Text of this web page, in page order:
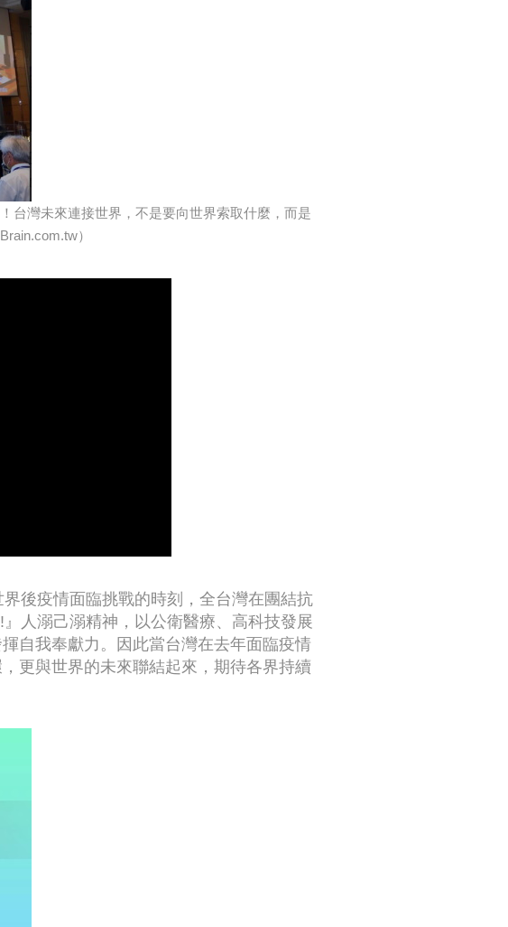
台灣未來連接世界，不是要向世界索取什麼，而是
）
後疫情面臨挑戰的時刻，全台灣在團結抗
人溺己溺精神，以公衛醫療、高科技發展
自我奉獻力。因此當台灣在去年面臨疫情
更與世界的未來聯結起來，期待各界持續